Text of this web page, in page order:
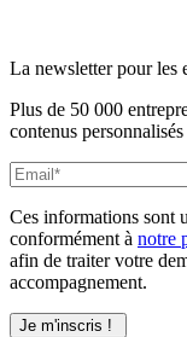
La newsletter pour les
Plus de 50 000
contenus
Ces informations sont
conformément à notre
afin de traiter votre
accompagnement.